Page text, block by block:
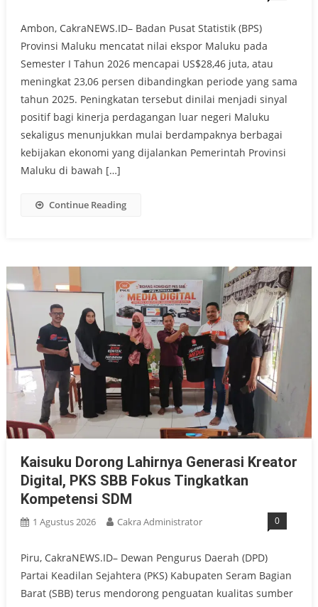
Ambon, CakraNEWS.ID– Badan Pusat Statistik (BPS)
Provinsi Maluku mencatat nilai ekspor Maluku pada
Semester I Tahun 2026 mencapai US$28,46 juta, atau
meningkat 23,06 persen dibandingkan periode yang sama
tahun 2025. Peningkatan tersebut dinilai menjadi sinyal
positif bagi kinerja perdagangan luar negeri Maluku
sekaligus menunjukkan mulai berdampaknya berbagai
kebijakan ekonomi yang dijalankan Pemerintah Provinsi
Maluku di bawah […]
Continue Reading
Kaisuku Dorong Lahirnya Generasi Kreator
Digital, PKS SBB Fokus Tingkatkan
Kompetensi SDM
1 Agustus 2026 Cakra Administrator 0
Piru, CakraNEWS.ID– Dewan Pengurus Daerah (DPD)
Partai Keadilan Sejahtera (PKS) Kabupaten Seram Bagian
Barat (SBB) terus mendorong penguatan kualitas sumber